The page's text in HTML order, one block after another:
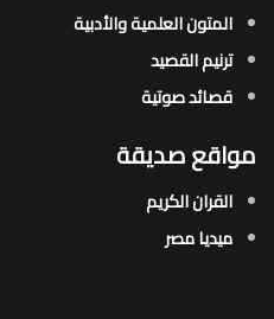
المتون العلمية والأدبية
ترنيم القصيد
قصائد صوتية
مواقع صديقة
القران الكريم
ميديا مصر